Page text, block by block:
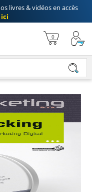
livres & vidéos en accès